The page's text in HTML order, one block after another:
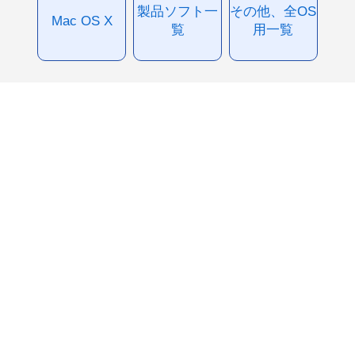
Mac OS X
製品ソフト一
覧
その他、全OS
用一覧